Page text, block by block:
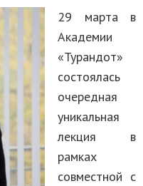
29 марта в
Академии
«Турандот»
состоялась
очередная
уникальная
лекция в
рамках
совместной с